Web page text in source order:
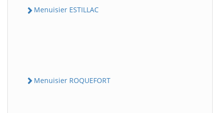
Menuisier ESTILLAC
Menuisier ROQUEFORT